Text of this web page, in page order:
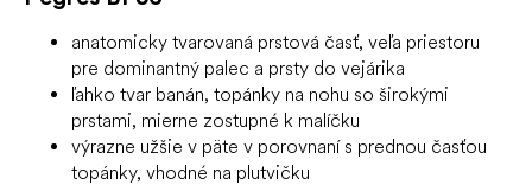
anatomicky tvarovaná prstová časť, veľa priestoru
pre dominantný palec a prsty do vejárika
ľahko tvar banán, topánky na nohu so širokými
prstami, mierne zostupné k malíčku
výrazne užšie v päte v porovnaní s prednou časťou
topánky, vhodné na plutvičku